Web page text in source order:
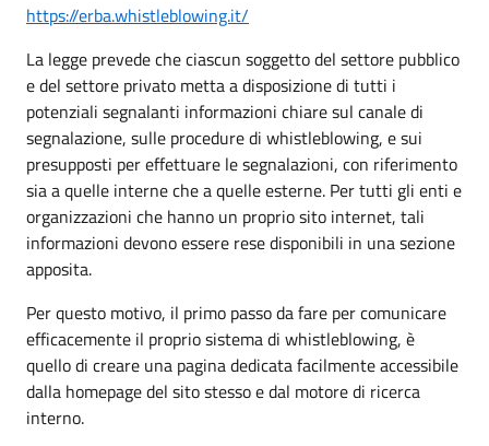
https://erba.whistleblowing.it/
La legge prevede che ciascun soggetto del settore pubblico
e del settore privato metta a disposizione di tutti i
potenziali segnalanti informazioni chiare sul canale di
segnalazione, sulle procedure di whistleblowing, e sui
presupposti per effettuare le segnalazioni, con riferimento
sia a quelle interne che a quelle esterne. Per tutti gli enti e
organizzazioni che hanno un proprio sito internet, tali
informazioni devono essere rese disponibili in una sezione
apposita.
Per questo motivo, il primo passo da fare per comunicare
efficacemente il proprio sistema di whistleblowing, è
quello di creare una pagina dedicata facilmente accessibile
dalla homepage del sito stesso e dal motore di ricerca
interno.